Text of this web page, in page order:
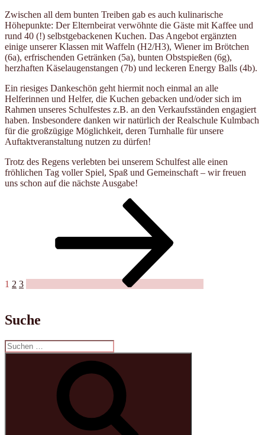
Zwischen all dem bunten Treiben gab es auch kulinarische
Höhepunkte: Der Elternbeirat verwöhnte die Gäste mit Kaffee und
rund 40 (!) selbstgebackenen Kuchen. Das Angebot ergänzten
einige unserer Klassen mit Waffeln (H2/H3), Wiener im Brötchen
(6a), erfrischenden Getränken (5a), bunten Obstspießen (6g),
herzhaften Käselaugenstangen (7b) und leckeren Energy Balls (4b).
Ein riesiges Dankeschön geht hiermit noch einmal an alle
Helferinnen und Helfer, die Kuchen gebacken und/oder sich im
Rahmen unseres Schulfestes z.B. an den Verkaufsständen engagiert
haben. Insbesondere danken wir natürlich der Realschule Kulmbach
für die großzügige Möglichkeit, deren Turnhalle für unsere
Auftaktveranstaltung nutzen zu dürfen!
Trotz des Regens verlebten bei unserem Schulfest alle einen
fröhlichen Tag voller Spiel, Spaß und Gemeinschaft – wir freuen
uns schon auf die nächste Ausgabe!
Seitennummerierung
Beiträge
1 2 3
Suche
Suchen
nach: